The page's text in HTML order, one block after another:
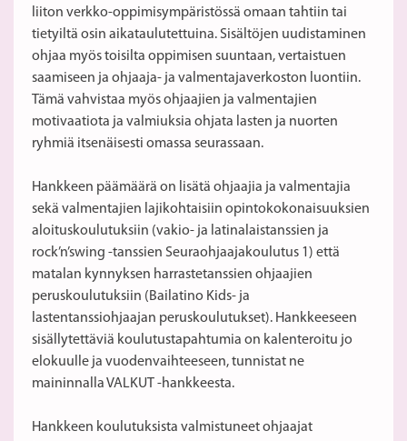
liiton verkko-oppimisympäristössä omaan tahtiin tai
tietyiltä osin aikataulutettuina. Sisältöjen uudistaminen
ohjaa myös toisilta oppimisen suuntaan, vertaistuen
saamiseen ja ohjaaja- ja valmentajaverkoston luontiin.
Tämä vahvistaa myös ohjaajien ja valmentajien
motivaatiota ja valmiuksia ohjata lasten ja nuorten
ryhmiä itsenäisesti omassa seurassaan.
Hankkeen päämäärä on lisätä ohjaajia ja valmentajia
sekä valmentajien lajikohtaisiin opintokokonaisuuksien
aloituskoulutuksiin (vakio- ja latinalaistanssien ja
rock’n’swing -tanssien Seuraohjaajakoulutus 1) että
matalan kynnyksen harrastetanssien ohjaajien
peruskoulutuksiin (Bailatino Kids- ja
lastentanssiohjaajan peruskoulutukset). Hankkeeseen
sisällytettäviä koulutustapahtumia on kalenteroitu jo
elokuulle ja vuodenvaihteeseen, tunnistat ne
maininnalla VALKUT -hankkeesta.
Hankkeen koulutuksista valmistuneet ohjaajat